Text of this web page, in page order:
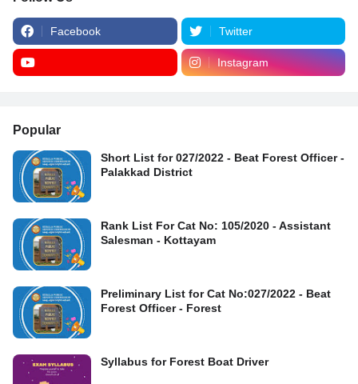
Facebook Twitter
Instagram
Popular
Short List for 027/2022 - Beat Forest Officer -
Palakkad District
Rank List For Cat No: 105/2020 - Assistant
Salesman - Kottayam
Preliminary List for Cat No:027/2022 - Beat
Forest Officer - Forest
Syllabus for Forest Boat Driver